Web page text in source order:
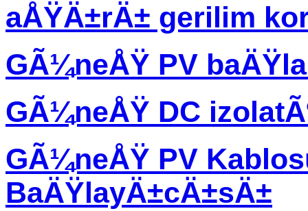
aÅŸÄ±rÄ± gerilim
GÃ¼neÅŸ PV
GÃ¼neÅŸ DC
GÃ¼neÅŸ PV
BaÄŸlayÄ±cÄ±sÄ±